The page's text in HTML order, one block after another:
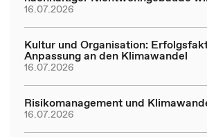
16.07.2026
Kultur und Organisation:
Anpassung an den Klimawandel
16.07.2026
Risikomanagement und
16.07.2026